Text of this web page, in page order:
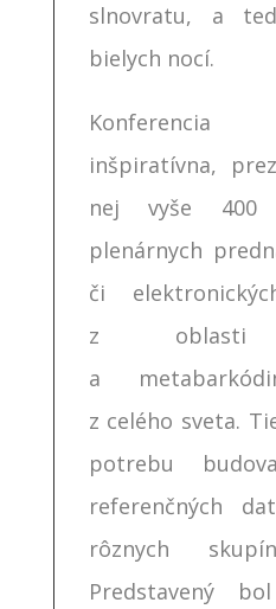
slnovratu, a
bielych nocí.
inšpiratívna,
nej vyše 400
plenárnych
či
z oblasti
a
z celého sveta.
potrebu
referenčných
rôznych
Predstavený